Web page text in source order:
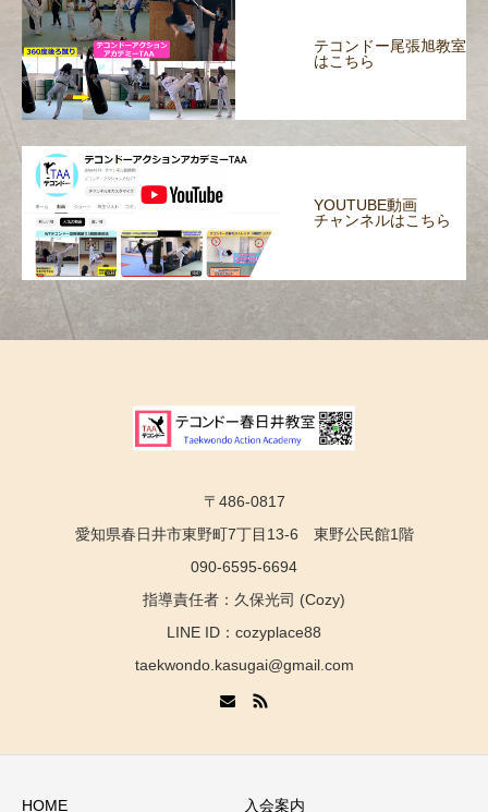
テコンドー尾張旭教室
はこちら
YOUTUBE動画
チャンネルはこちら
〒486-0817
愛知県春日井市東野町7丁目13-6 東野公民館1階
090-6595-6694
指導責任者：久保光司 (Cozy)
LINE ID：cozyplace88
taekwondo.kasugai@gmail.com
HOME 入会案内